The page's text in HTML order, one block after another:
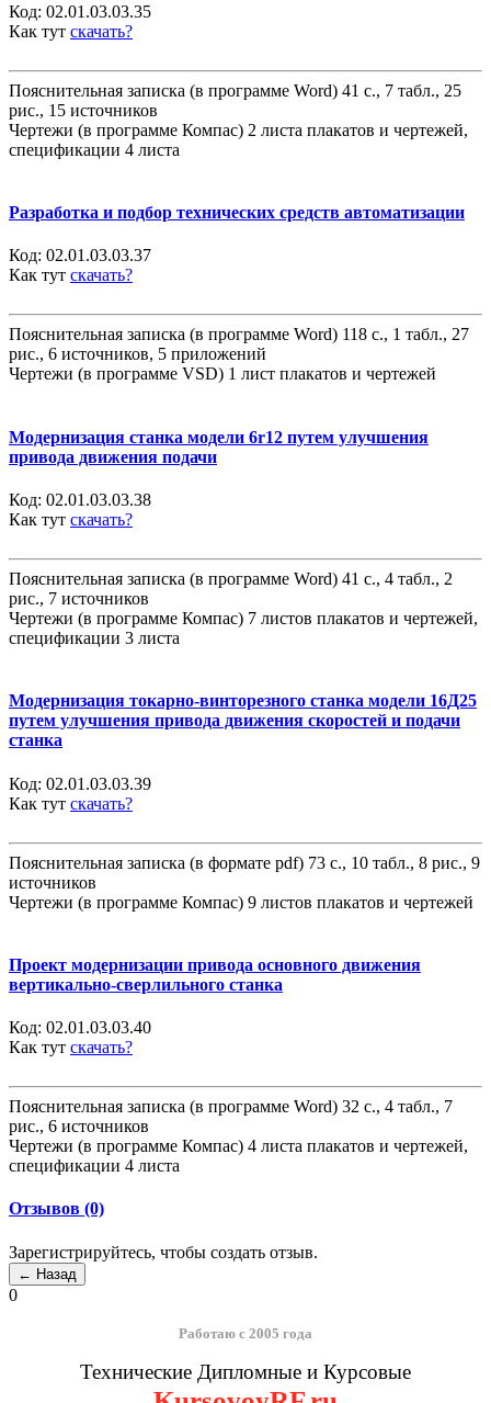
Код: 02.01.03.03.35
Как тут скачать?
Пояснительная записка (в программе Word) 41 с., 7 табл., 25
рис., 15 источников
Чертежи (в программе Компас) 2 листа плакатов и чертежей,
спецификации 4 листа
Разработка и подбор технических средств автоматизации
Код: 02.01.03.03.37
Как тут скачать?
Пояснительная записка (в программе Word) 118 с., 1 табл., 27
рис., 6 источников, 5 приложений
Чертежи (в программе VSD) 1 лист плакатов и чертежей
Модернизация станка модели 6r12 путем улучшения
привода движения подачи
Код: 02.01.03.03.38
Как тут скачать?
Пояснительная записка (в программе Word) 41 с., 4 табл., 2
рис., 7 источников
Чертежи (в программе Компас) 7 листов плакатов и чертежей,
спецификации 3 листа
Модернизация токарно-винторезного станка модели 16Д25
путем улучшения привода движения скоростей и подачи
станка
Код: 02.01.03.03.39
Как тут скачать?
Пояснительная записка (в формате pdf) 73 с., 10 табл., 8 рис., 9
источников
Чертежи (в программе Компас) 9 листов плакатов и чертежей
Проект модернизации привода основного движения
вертикально-сверлильного станка
Код: 02.01.03.03.40
Как тут скачать?
Пояснительная записка (в программе Word) 32 с., 4 табл., 7
рис., 6 источников
Чертежи (в программе Компас) 4 листа плакатов и чертежей,
спецификации 4 листа
Отзывов (0)
Зарегистрируйтесь, чтобы создать отзыв.
0
Работаю с 2005 года
Технические Дипломные и Курсовые